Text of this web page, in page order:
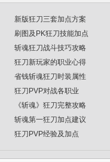
新版狂刀三套加点方案
刷图及PK狂刀技能加点
斩魂狂刀战斗技巧攻略
狂刀新玩家的职业心得
省钱斩魂狂刀时装属性
狂刀PVP对战各职业
《斩魂》狂刀完整攻略
斩魂第一狂刀加点建议
狂刀PVP经验及加点